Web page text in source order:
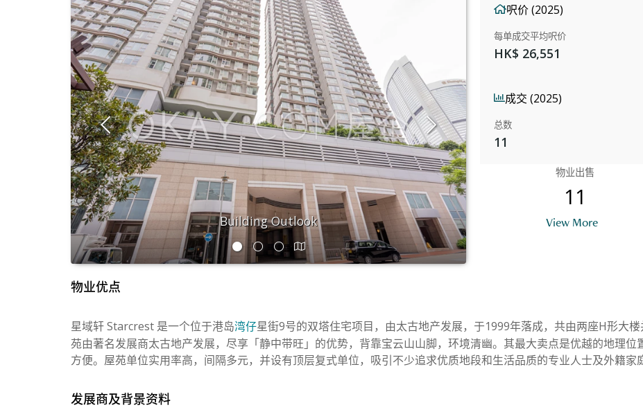
Building Outlook
呎价 (2025)
每单成交平均呎价
HK$ 26,551
成交 (2025)
总数
11
物业出售
11
View More
物业优点
星域轩 Starcrest 是一个位于港岛湾仔星街9号的双塔住宅项目，由太古地产发展，于1999年落成，共由两座H形大
苑由著名发展商太古地产发展，尽享「静中带旺」的优势，背靠宝云山山脚，环境清幽。其最大卖点是优越的地理
方便。屋苑单位实用率高，间隔多元，并设有顶层复式单位，吸引不少追求优质地段和生活品质的专业人士及外籍家
发展商及背景资料